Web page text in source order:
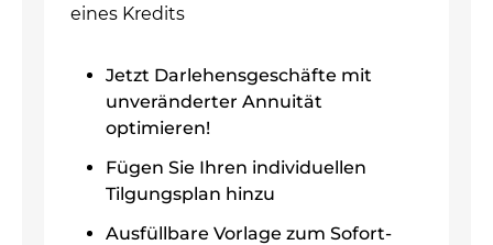
eines Kredits
Jetzt Darlehensgeschäfte mit
unveränderter Annuität
optimieren!
Fügen Sie Ihren individuellen
Tilgungsplan hinzu
Ausfüllbare Vorlage zum Sofort-